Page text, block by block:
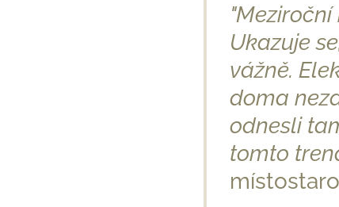
Ukazuje
vážně.
doma
odnesli
tomto